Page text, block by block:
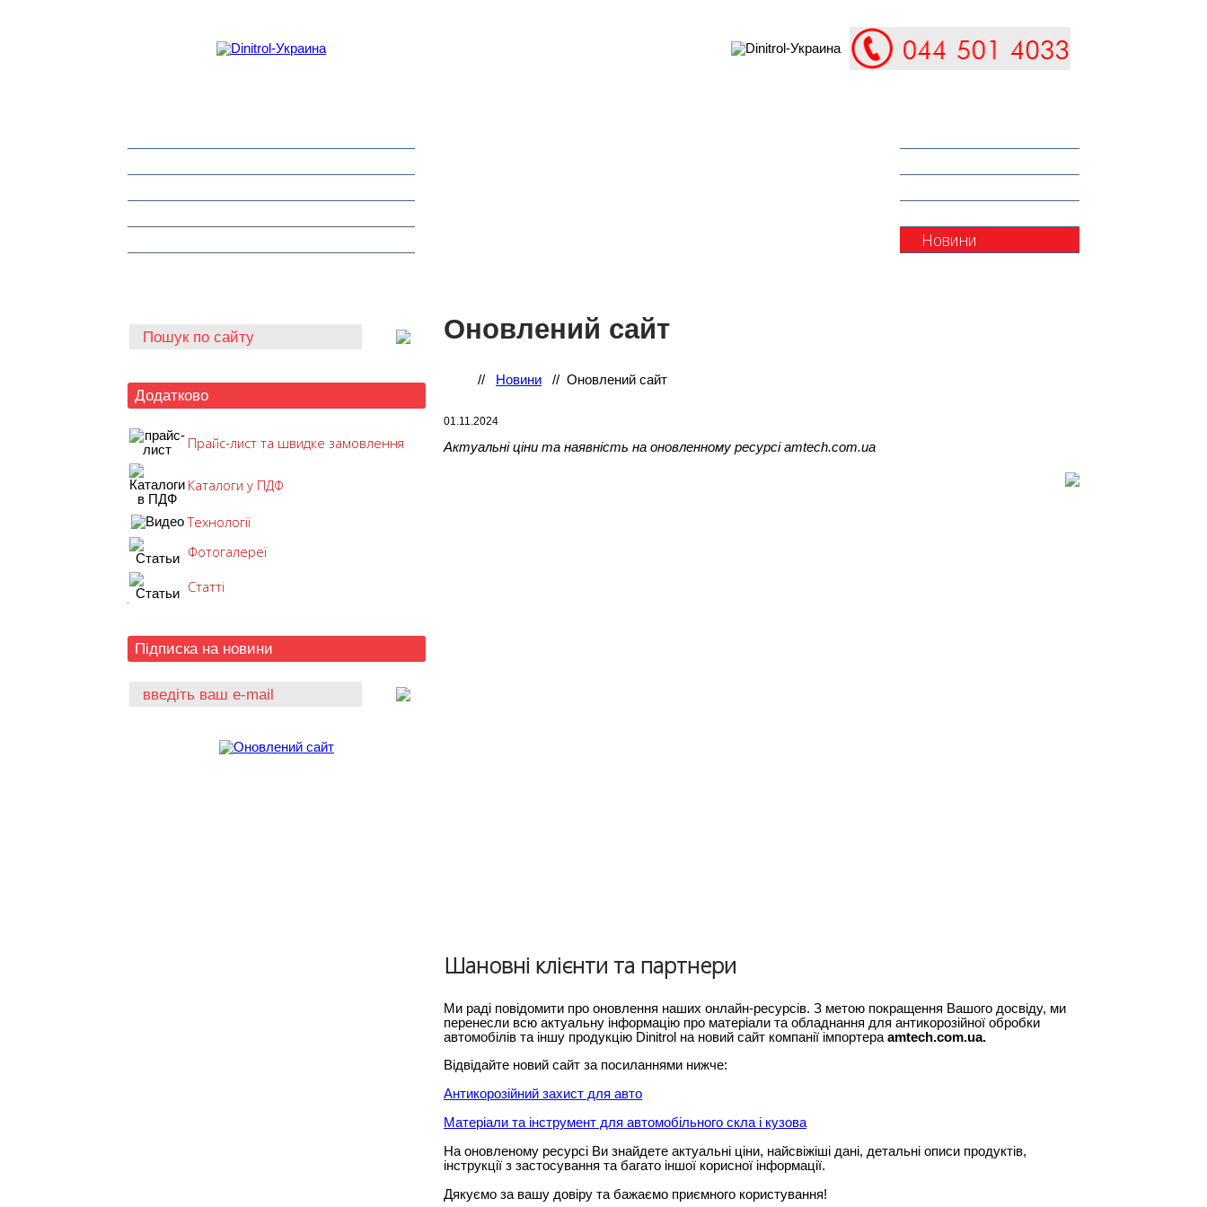
Новини
Додатково
Прайс-лист та швидке замовлення
Каталоги у ПДФ
Технології
Фотогалереї
Статті
Підписка на новини
Оновлений сайт
// Новини // Оновлений сайт
01.11.2024
Актуальні ціни та наявність на оновленному ресурсі amtech.com.ua
Шановні клієнти та партнери
Ми раді повідомити про оновлення наших онлайн-ресурсів. З метою покращення Вашого досвіду, ми
перенесли всю актуальну інформацію про матеріали та обладнання для антикорозійної обробки
автомобілів та іншу продукцію Dinitrol на новий сайт компанії імпортера amtech.com.ua.
Відвідайте новий сайт за посиланнями нижче:
Антикорозійний захист для авто
Матеріали та інструмент для автомобільного скла і кузова
На оновленому ресурсі Ви знайдете актуальні ціни, найсвіжіші дані, детальні описи продуктів,
інструкції з застосування та багато іншої корисної інформації.
Дякуємо за вашу довіру та бажаємо приємного користування!